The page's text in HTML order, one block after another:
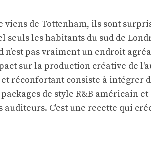
viens de Tottenham, ils sont
seuls les habitants du sud de
n’est pas vraiment un endroit
sur la production créative de
réconfortant consiste à intégrer
de style R&B américain
C'est une recette qui